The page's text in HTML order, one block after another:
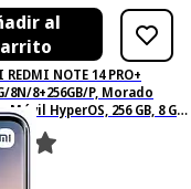
al
NOTE 14 PRO+
8N/8+256GB/P, Morado
Móvil HyperOS, 256 GB, 8 GB
" AMOLED 1.5K, Snapdragon
5,110 mAh